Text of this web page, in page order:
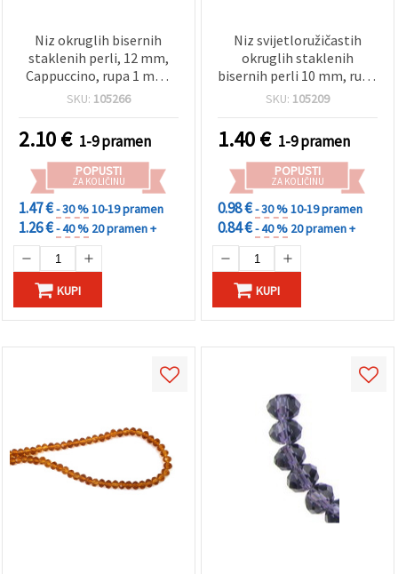
Niz okruglih bisernih
staklenih perli, 12 mm,
Cappuccino, rupa 1 mm,
cca 70 kom, cca 80 cm, za
SKU: 105266
2.10€ 1-9 pramen
POPUSTI
ZA KOLIČINU
1.47 €- 30 %10-19 pramen
1.26 €- 40 % 20 pramen +
KUPI
Niz svijetloružičastih
okruglih staklenih
bisernih perli 10 mm, rupa
Ø 1 mm – idealno za
dodataka i DIY
rukotvorina, ~80 cm (~90
kom)
SKU: 105209
1.40€ 1-9 pramen
POPUSTI
ZA KOLIČINU
0.98 €- 30 %10-19 pramen
0.84 €- 40 % 20 pramen +
KUPI